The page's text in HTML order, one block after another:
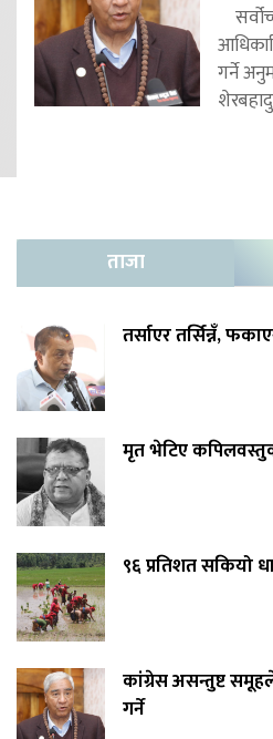
गर्ने
ताजा
तर्साएर तर्सिन्नँ,
मृत भेटिए
९६ प्रतिशत सकियो
कांग्रेस असन्तुष्ट
गर्ने